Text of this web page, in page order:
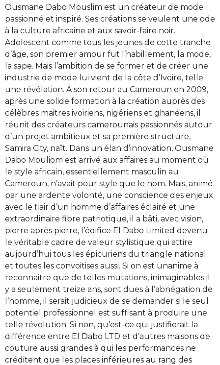
Ousmane Dabo Mouslim est un créateur de mode
passionné et inspiré. Ses créations se veulent une ode
à la culture africaine et aux savoir-faire noir.
Adolescent comme tous les jeunes de cette tranche
d’âge, son premier amour fut l’habillement, la mode,
la sape. Mais l’ambition de se former et de créer une
industrie de mode lui vient de la côte d’Ivoire, telle
une révélation. À son retour au Cameroun en 2009,
après une solide formation à la création auprès des
célèbres maitres ivoiriens, nigériens et ghanéens, il
réunit des créateurs camerounais passionnés autour
d’un projet ambitieux et sa première structure,
Samira City, naît. Dans un élan d’innovation, Ousmane
Dabo Mouliom est arrivé aux affaires au moment où
le style africain, essentiellement masculin au
Cameroun, n’avait pour style que le nom. Mais, animé
par une ardente volonté, une conscience des enjeux
avec le flair d’un homme d’affaires éclairé et une
extraordinaire fibre patriotique, il a bâti, avec vision,
pierre après pierre, l’édifice El Dabo Limited devenu
le véritable cadre de valeur stylistique qui attire
aujourd’hui tous les épicuriens du triangle national
et toutes les convoitises aussi. Si on est unanime à
reconnaitre que de telles mutations, inimaginables il
y a seulement treize ans, sont dues à l’abnégation de
l’homme, il serait judicieux de se demander si le seul
potentiel professionnel est suffisant à produire une
telle révolution. Si non, qu’est-ce qui justifierait la
différence entre El Dabo LTD et d’autres maisons de
couture aussi grandes à qui les performances ne
créditent que les places inférieures au rang des